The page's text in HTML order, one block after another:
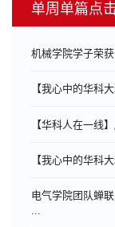
单周单篇点
机械学院学子荣
【我心中的华科
【华科人在一线
【我心中的华科
电气学院团队蝉
...